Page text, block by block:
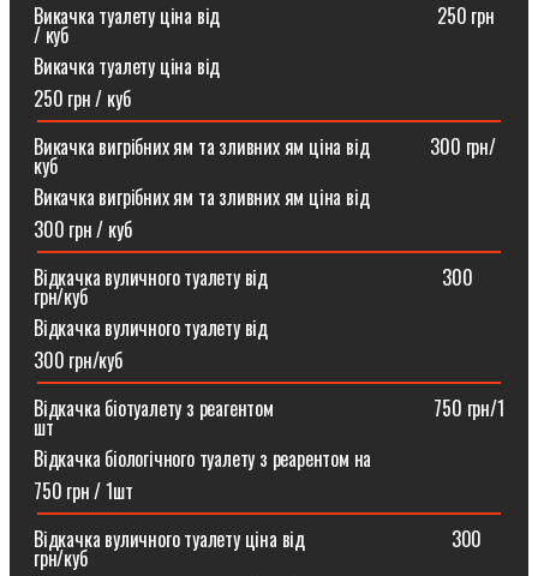
Викачка туалету ціна від ⠀⠀⠀⠀⠀⠀⠀⠀⠀⠀⠀⠀⠀⠀⠀250 грн
/ куб⠀
Викачка туалету ціна від
250 грн / куб
Викачка вигрібних ям та зливних ям ціна від ⠀⠀⠀⠀300 грн/
куб
Викачка вигрібних ям та зливних ям ціна від
300 грн / куб
Відкачка вуличного туалету від ⠀⠀⠀⠀⠀⠀⠀⠀⠀⠀⠀⠀300
грн/куб
Відкачка вуличного туалету від
300 грн/куб
Відкачка біотуалету з реагентом ⠀⠀⠀⠀⠀⠀⠀⠀⠀⠀⠀750 грн/1
шт
Відкачка біологічного туалету з реарентом на
750 грн / 1шт
Відкачка вуличного туалету ціна від ⠀⠀⠀⠀⠀⠀⠀⠀⠀⠀300
грн/куб